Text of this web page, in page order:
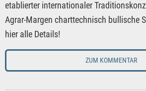
etablierter internationaler
Agrar-Margen charttechnisch bullische
hier alle Details!
ZUM KOMMENTAR